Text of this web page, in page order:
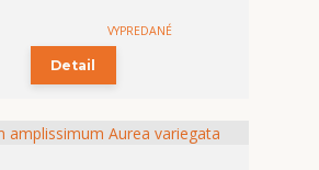
VYPREDANÉ
Detail